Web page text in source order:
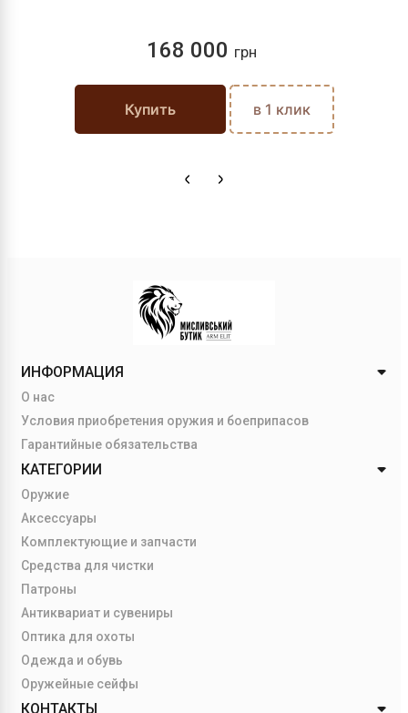
168 000 грн
Купить в 1 клик
ИНФОРМАЦИЯ
О нас
Условия приобретения оружия и боеприпасов
Гарантийные обязательства
КАТЕГОРИИ
Оружие
Аксессуары
Комплектующие и запчасти
Средства для чистки
Патроны
Антиквариат и сувениры
Оптика для охоты
Одежда и обувь
Оружейные сейфы
КОНТАКТЫ